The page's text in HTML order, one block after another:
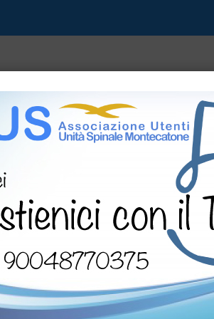
Notizie Gallerie
un ciclo di incontri online